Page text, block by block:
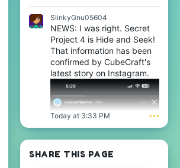
btw
SlinkyGnu05604
NEWS: I was right. Secret
Project 4 is Hide and Seek!
That information has been
confirmed by CubeCraft's
latest story on Instagram.
Today at 3:33 PM •••
SHARE THIS PAGE